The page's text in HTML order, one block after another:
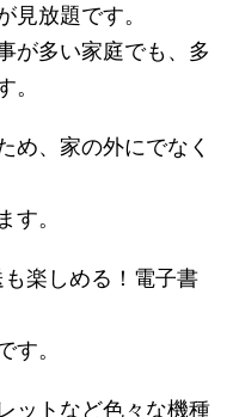
見放題です。
が多い家庭でも、多
。
め、家の外にでなく
す。
楽しめる！電子書
す。
ットなど色々な機種